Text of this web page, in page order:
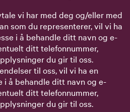
vi har med deg og/eller med
som du representerer, vil vi ha
i å behandle ditt navn og e-
ditt telefonnummer,
du gir til oss.
til oss, vil vi ha en
å behandle ditt navn og e-
ditt telefonnummer,
du gir til oss.